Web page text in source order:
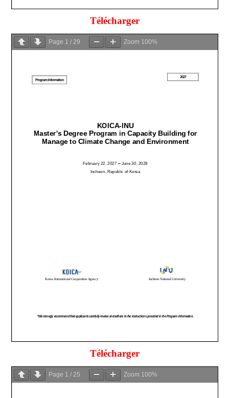
Télécharger
Page 1 /29 Zoom 100%
Télécharger
Page 1 / 25 Zoom 100%